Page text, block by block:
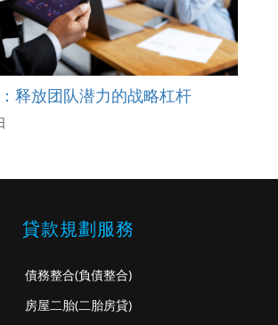
释放团队潜力的战略杠杆
貸款規劃服務
債務整合(負債整合)
房屋二胎(二胎房貸)